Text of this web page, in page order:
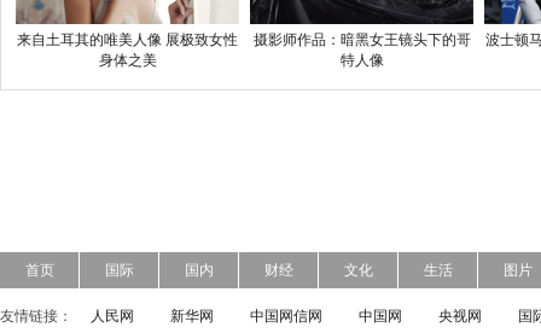
来自土耳其的唯美人像 展极致女性
身体之美
摄影师作品：暗黑女王镜头下的哥
特人像
波士顿
首页 国际 国内 财经 文化 生活 图片
友情链接： 人民网 新华网 中国网信网 中国网 央视网 国